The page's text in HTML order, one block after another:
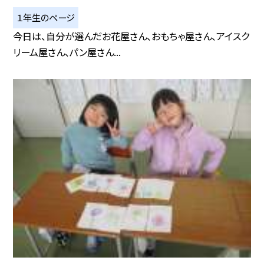
１年生のページ
今日は、自分が選んだお花屋さん、おもちゃ屋さん、アイスク
リーム屋さん、パン屋さん...